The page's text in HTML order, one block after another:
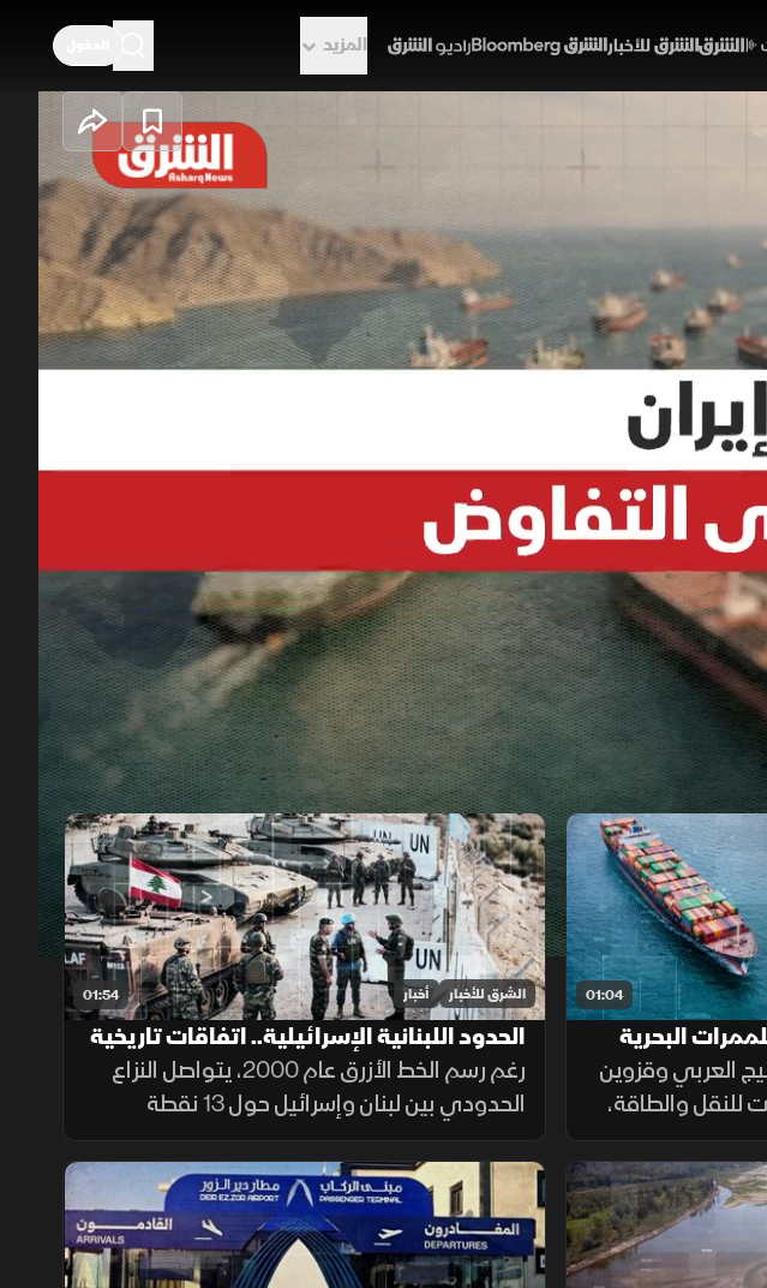
المزيد
00:12/01:44
إلى التفاوض
تحذيرات من التصعيد العسكري واستمرار المساعي
انزلاق المنطقة نحو مواجهة أوسع وأكثر تعقيدا في ظل
السياسية والعسكرية مع تمسك كل جانب بشروطه الأساسية
01:04
البحرية
العربي وقزوين
للنقل والطاقة،
وباب المندب
01:54 الشرق للأخبار أخبار
الحدود اللبنانية الإسرائيلية.. اتفاقات تاريخية
وخلافات مستمرة
رغم رسم الخط الأزرق عام 2000، يتواصل النزاع
الحدودي بين لبنان وإسرائيل حول 13 نقطة
تحفظ، أبرزها النقطة B1، إضافة إلى قضيتي بلدة
الغجر ومزارع شبعا وتلال كفرشوبا.